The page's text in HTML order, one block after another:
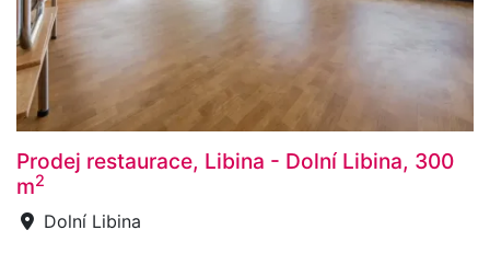
Prodej restaurace, Libina - Dolní Libina, 300
m2
Dolní Libina